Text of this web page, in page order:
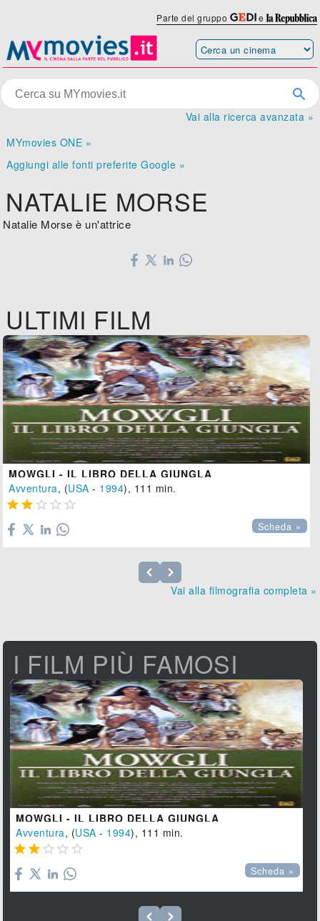
Parte del gruppo e
Vai alla ricerca avanzata »
MYmovies ONE »
Aggiungi alle fonti preferite Google »
NATALIE MORSE
Natalie Morse è un'attrice
ULTIMI FILM
MOWGLI - IL LIBRO DELLA GIUNGLA
Avventura, (USA - 1994), 111 min.
    
Scheda »
Vai alla filmografia completa »
I FILM PIÙ FAMOSI
MOWGLI - IL LIBRO DELLA GIUNGLA
Avventura, (USA - 1994), 111 min.
    
Scheda »